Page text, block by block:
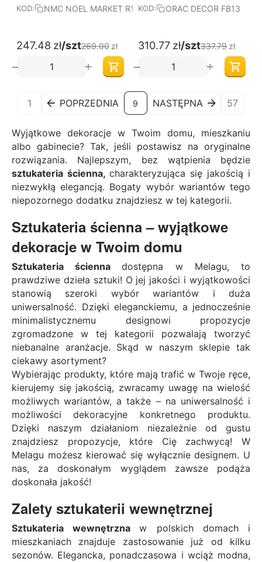
Wyjątkowe dekoracje w Twoim domu, mieszkaniu
albo gabinecie? Tak, jeśli postawisz na oryginalne
rozwiązania. Najlepszym, bez wątpienia będzie
sztukateria ścienna, charakteryzująca się jakością i
niezwykłą elegancją. Bogaty wybór wariantów tego
niepozornego dodatku znajdziesz w tej kategorii.
Sztukateria ścienna – wyjątkowe
dekoracje w Twoim domu
Sztukateria ściennadostępna w Melagu, to
prawdziwe dzieła sztuki! O jej jakości i wyjątkowości
stanowią szeroki wybór wariantów i duża
uniwersalność. Dzięki eleganckiemu, a jednocześnie
minimalistycznemu designowi propozycje
zgromadzone w tej kategorii pozwalają tworzyć
niebanalne aranżacje. Skąd w naszym sklepie tak
ciekawy asortyment?
Wybierając produkty, które mają trafić w Twoje ręce,
kierujemy się jakością, zwracamy uwagę na wielość
możliwych wariantów, a także – na uniwersalność i
możliwości dekoracyjne konkretnego produktu.
Dzięki naszym działaniom niezależnie od gustu
znajdziesz propozycje, które Cię zachwycą! W
Melagu możesz kierować się wyłącznie designem. U
nas, za doskonałym wyglądem zawsze podąża
doskonała jakość!
Zalety sztukaterii wewnętrznej
Sztukateria wewnętrznaw polskich domach i
mieszkaniach znajduje zastosowanie już od kilku
sezonów. Elegancka, ponadczasowa i wciąż modna,
KOD: NMC NOEL MARKET R10
247.48 zł/szt269.00 zł
+
−
KOD: ORAC DECOR FB13
310.77 zł/szt337.79 zł
+
−
1 POPRZEDNIA 9 NASTĘPNA 57